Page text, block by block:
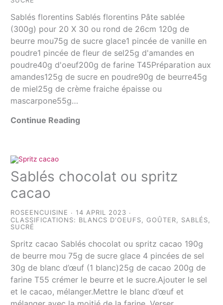
Sablés florentins Sablés florentins Pâte sablée
(300g) pour 20 X 30 ou rond de 26cm 120g de
beurre mou75g de sucre glace1 pincée de vanille en
poudre1 pincée de fleur de sel25g d'amandes en
poudre40g d'oeuf200g de farine T45Préparation aux
amandes125g de sucre en poudre90g de beurre45g
de miel25g de crème fraiche épaisse ou
mascarpone55g…
Continue Reading
Sablés chocolat ou spritz
cacao
ROSEENCUISINE
14 APRIL 2023
CLASSIFICATIONS: BLANCS D'OEUFS ,GOÛTER SABLÉS
SUCRÉ
Spritz cacao Sablés chocolat ou spritz cacao 190g
de beurre mou 75g de sucre glace 4 pincées de sel
30g de blanc d’œuf (1 blanc)25g de cacao 200g de
farine T55 crémer le beurre et le sucre.Ajouter le sel
et le cacao, mélanger.Mettre le blanc d’œuf et